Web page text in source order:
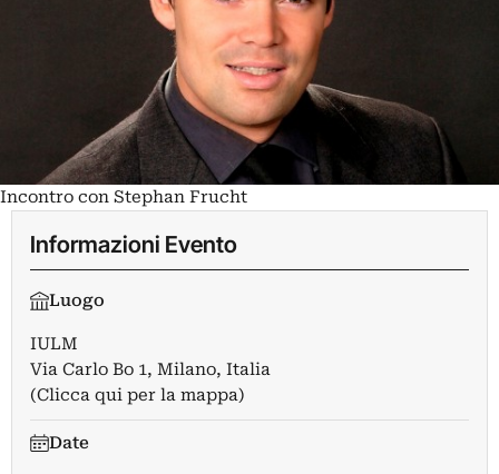
Incontro con Stephan Frucht
Informazioni Evento
Luogo
IULM
Via Carlo Bo 1, Milano, Italia
(Clicca qui per la mappa)
Date